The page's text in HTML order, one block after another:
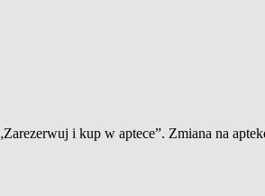
i kup w aptece”. Zmiana na